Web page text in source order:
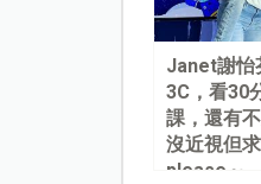
Janet謝怡
3C，看30
課，還有
沒近視但
please～